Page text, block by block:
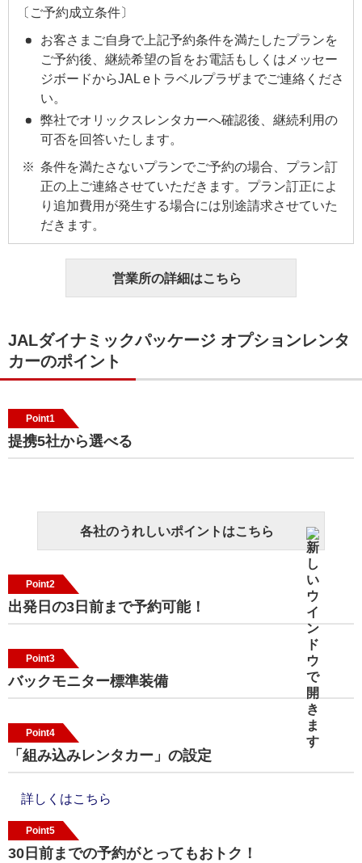
〔ご予約成立条件〕
お客さまご自身で上記予約条件を満たしたプランを
ご予約後、継続希望の旨をお電話もしくはメッセー
ジボードからJAL eトラベルプラザまでご連絡くださ
い。
弊社でオリックスレンタカーへ確認後、継続利用の
可否を回答いたします。
条件を満たさないプランでご予約の場合、プラン訂
正の上ご連絡させていただきます。プラン訂正によ
り追加費用が発生する場合には別途請求させていた
だきます。
営業所の詳細はこちら
JALダイナミックパッケージ オプションレンタ
カーのポイント
Point1
提携5社から選べる
各社のうれしいポイントはこちら
Point2
出発日の3日前まで予約可能！
Point3
バックモニター標準装備
Point4
「組み込みレンタカー」の設定
詳しくはこちら
Point5
30日前までの予約がとってもおトク！